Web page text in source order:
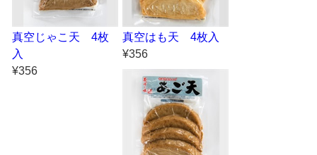
真空じゃこ天 4枚
入
¥356
真空はも天 4枚入
¥356